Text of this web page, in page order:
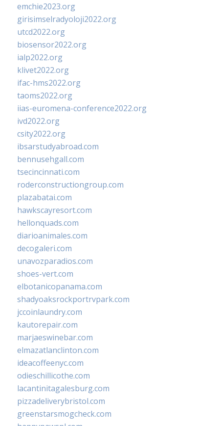
emchie2023.org
girisimselradyoloji2022.org
utcd2022.org
biosensor2022.org
ialp2022.org
klivet2022.org
ifac-hms2022.org
taoms2022.org
iias-euromena-conference2022.org
ivd2022.org
csity2022.org
ibsarstudyabroad.com
bennusehgall.com
tsecincinnati.com
roderconstructiongroup.com
plazabatai.com
hawkscayresort.com
hellonquads.com
diarioanimales.com
decogaleri.com
unavozparadios.com
shoes-vert.com
elbotanicopanama.com
shadyoaksrockportrvpark.com
jccoinlaundry.com
kautorepair.com
marjaeswinebar.com
elmazatlanclinton.com
ideacoffeenyc.com
odieschillicothe.com
lacantinitagalesburg.com
pizzadeliverybristol.com
greenstarsmogcheck.com